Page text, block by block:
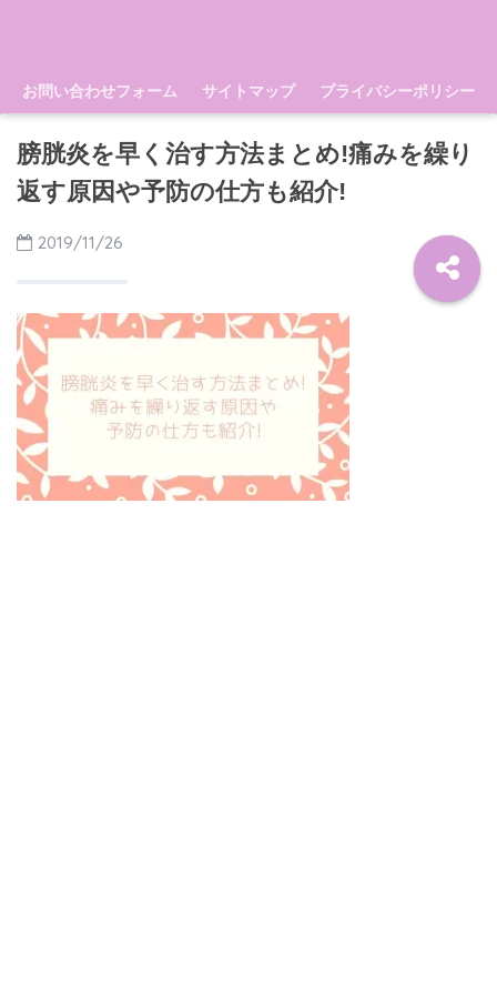
お問い合わせフォーム サイトマップ プライバシーポリシー
膀胱炎を早く治す方法まとめ!痛みを繰り
返す原因や予防の仕方も紹介!
2019/11/26